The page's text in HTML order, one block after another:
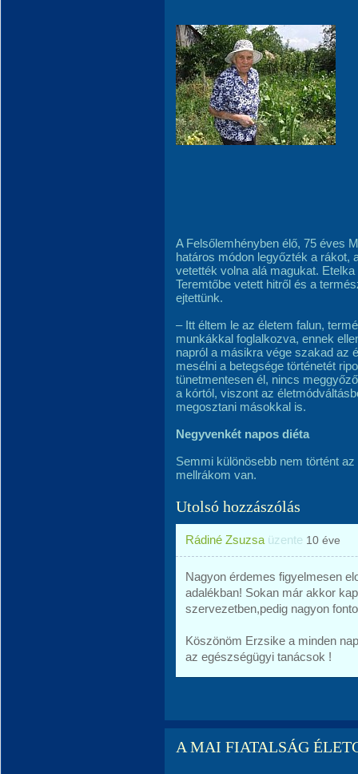
A Felsőlemhényben élő, 75 éves
határos módon legyőzték a rákot,
vetették volna alá magukat.
Teremtőbe vetett hitről és a
ejtettünk.
– Itt éltem le az életem falun,
munkákkal foglalkozva, ennek
napról a másikra vége szakad az
mesélni a betegsége történetét
tünetmentesen él, nincs
a kórtól, viszont az
megosztani másokkal is.
Negyvenkét napos diéta
Semmi különösebb nem történt
mellrákom van.
Utolsó hozzászólás
Rádiné Zsuzsa üzente 10 éve
Nagyon érdemes figyelmesen
adalékban! Sokan már akkor
szervezetben,pedig nagyon
Köszönöm Erzsike a minden
az egészségügyi tanácsok !
A MAI FIATALSÁG